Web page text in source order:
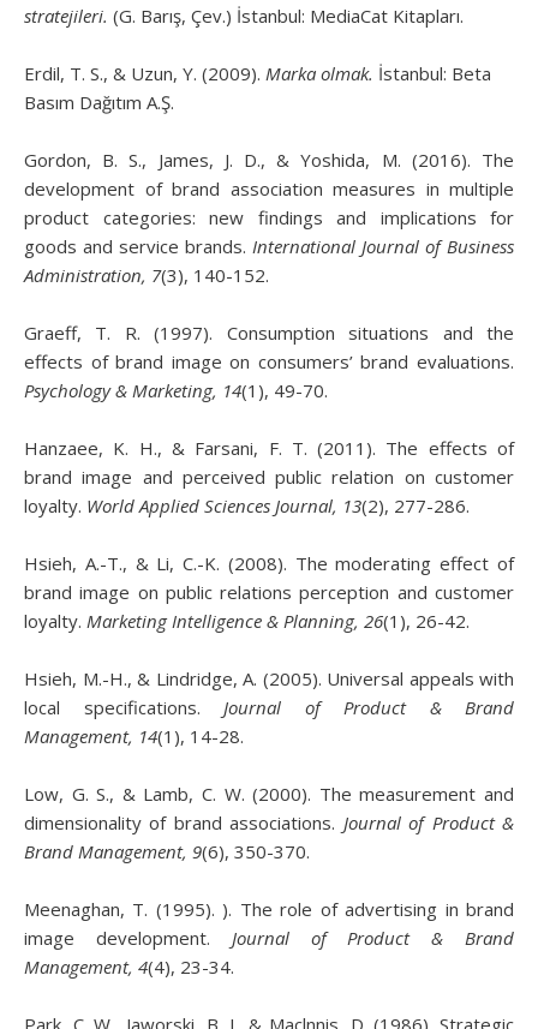
stratejileri. (G. Barış, Çev.) İstanbul: MediaCat Kitapları.
Erdil, T. S., & Uzun, Y. (2009). Marka olmak. İstanbul: Beta
Basım Dağıtım A.Ş.
Gordon, B. S., James, J. D., & Yoshida, M. (2016). The
development of brand association measures in multiple
product categories: new findings and implications for
goods and service brands. International Journal of Business
Administration, 7(3), 140-152.
Graeff, T. R. (1997). Consumption situations and the
effects of brand image on consumers’ brand evaluations.
Psychology & Marketing, 14(1), 49-70.
Hanzaee, K. H., & Farsani, F. T. (2011). The effects of
brand image and perceived public relation on customer
loyalty. World Applied Sciences Journal, 13(2), 277-286.
Hsieh, A.-T., & Li, C.-K. (2008). The moderating effect of
brand image on public relations perception and customer
loyalty. Marketing Intelligence & Planning, 26(1), 26-42.
Hsieh, M.-H., & Lindridge, A. (2005). Universal appeals with
local specifications. Journal of Product & Brand
Management, 14(1), 14-28.
Low, G. S., & Lamb, C. W. (2000). The measurement and
dimensionality of brand associations. Journal of Product &
Brand Management, 9(6), 350-370.
Meenaghan, T. (1995). ). The role of advertising in brand
image development. Journal of Product & Brand
Management, 4(4), 23-34.
Park, C. W., Jaworski, B. J., & Maclnnis, D. (1986). Strategic